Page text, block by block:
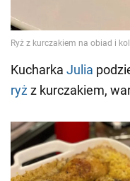
Kucharka Julia
ryżz kurczakiem,